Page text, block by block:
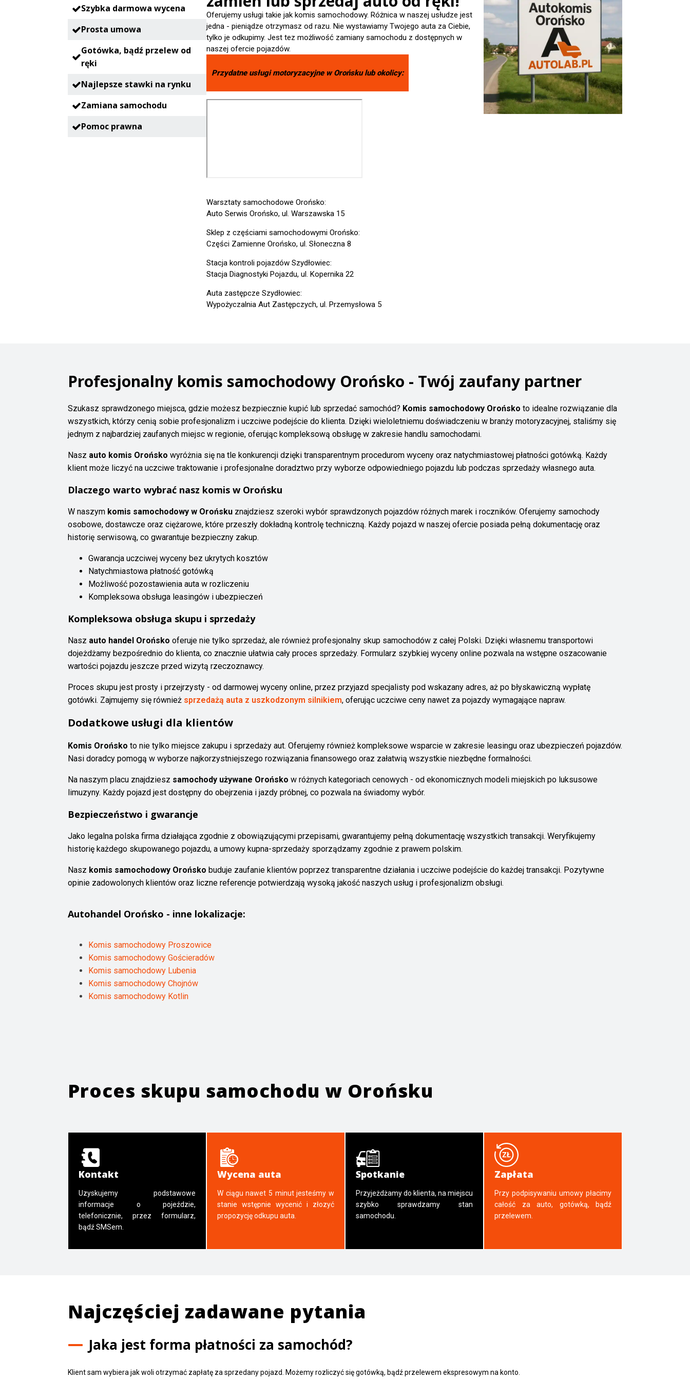
Szybka darmowa wycena
Prosta umowa
Gotówka, bądź przelew od
ręki
Najlepsze stawki na rynku
Zamiana samochodu
Pomoc prawna
Oferujemy usługi takie jak komis samochodowy. Różnica w naszej usłudze jest
jedna - pieniądze otrzymasz od razu. Nie wystawiamy Twojego auta za Ciebie,
tylko je odkupimy. Jest tez możliwość zamiany samochodu z dostępnych w
naszej ofercie pojazdów.
Przydatne usługi motoryzacyjne wOrońskulub okolicy:
Warsztaty samochodowe Orońsko:
Auto Serwis Orońsko, ul. Warszawska 15
Sklep z częściami samochodowymi Orońsko:
Części Zamienne Orońsko, ul. Słoneczna 8
Stacja kontroli pojazdów Szydłowiec:
Stacja Diagnostyki Pojazdu, ul. Kopernika 22
Auta zastępcze Szydłowiec:
Wypożyczalnia Aut Zastępczych, ul. Przemysłowa 5
Profesjonalny komis samochodowy Orońsko - Twój zaufany partner
Szukasz sprawdzonego miejsca, gdzie możesz bezpiecznie kupić lub sprzedać samochód? Komis samochodowy Orońsko to idealne rozwiązanie dla
wszystkich, którzy cenią sobie profesjonalizm i uczciwe podejście do klienta. Dzięki wieloletniemu doświadczeniu w branży motoryzacyjnej, staliśmy się
jednym z najbardziej zaufanych miejsc w regionie, oferując kompleksową obsługę w zakresie handlu samochodami.
Nasz auto komis Orońsko wyróżnia się na tle konkurencji dzięki transparentnym procedurom wyceny oraz natychmiastowej płatności gotówką. Każdy
klient może liczyć na uczciwe traktowanie i profesjonalne doradztwo przy wyborze odpowiedniego pojazdu lub podczas sprzedaży własnego auta.
Dlaczego warto wybrać nasz komis w Orońsku
W naszym komis samochodowy w Orońsku znajdziesz szeroki wybór sprawdzonych pojazdów różnych marek i roczników. Oferujemy samochody
osobowe, dostawcze oraz ciężarowe, które przeszły dokładną kontrolę techniczną. Każdy pojazd w naszej ofercie posiada pełną dokumentację oraz
historię serwisową, co gwarantuje bezpieczny zakup.
Gwarancja uczciwej wyceny bez ukrytych kosztów
Natychmiastowa płatność gotówką
Możliwość pozostawienia auta w rozliczeniu
Kompleksowa obsługa leasingów i ubezpieczeń
Kompleksowa obsługa skupu i sprzedaży
Nasz auto handel Orońsko oferuje nie tylko sprzedaż, ale również profesjonalny skup samochodów z całej Polski. Dzięki własnemu transportowi
dojeżdżamy bezpośrednio do klienta, co znacznie ułatwia cały proces sprzedaży. Formularz szybkiej wyceny online pozwala na wstępne oszacowanie
wartości pojazdu jeszcze przed wizytą rzeczoznawcy.
Proces skupu jest prosty i przejrzysty - od darmowej wyceny online, przez przyjazd specjalisty pod wskazany adres, aż po błyskawiczną wypłatę
gotówki. Zajmujemy się również sprzedażą auta z uszkodzonym silnikiem, oferując uczciwe ceny nawet za pojazdy wymagające napraw.
Dodatkowe usługi dla klientów
Komis Orońsko to nie tylko miejsce zakupu i sprzedaży aut. Oferujemy również kompleksowe wsparcie w zakresie leasingu oraz ubezpieczeń pojazdów.
Nasi doradcy pomogą w wyborze najkorzystniejszego rozwiązania finansowego oraz załatwią wszystkie niezbędne formalności.
Na naszym placu znajdziesz samochody używane Orońsko w różnych kategoriach cenowych - od ekonomicznych modeli miejskich po luksusowe
limuzyny. Każdy pojazd jest dostępny do obejrzenia i jazdy próbnej, co pozwala na świadomy wybór.
Bezpieczeństwo i gwarancje
Jako legalna polska firma działająca zgodnie z obowiązującymi przepisami, gwarantujemy pełną dokumentację wszystkich transakcji. Weryfikujemy
historię każdego skupowanego pojazdu, a umowy kupna-sprzedaży sporządzamy zgodnie z prawem polskim.
Nasz komis samochodowy Orońsko buduje zaufanie klientów poprzez transparentne działania i uczciwe podejście do każdej transakcji. Pozytywne
opinie zadowolonych klientów oraz liczne referencje potwierdzają wysoką jakość naszych usług i profesjonalizm obsługi.
Autohandel Orońsko - inne lokalizacje:
Komis samochodowy Proszowice
Komis samochodowy Gościeradów
Komis samochodowy Lubenia
Komis samochodowy Chojnów
Komis samochodowy Kotlin
Proces skupu samochodu w Orońsku
Kontakt
Uzyskujemy podstawowe
informacje o pojeździe,
telefonicznie, przez formularz,
bądź SMSem.
Wycena auta
W ciągu nawet 5 minut jesteśmy w
stanie wstępnie wycenić i złozyć
propozycję odkupu auta.
Spotkanie
Przyjeżdżamy do klienta, na miejscu
szybko sprawdzamy stan
samochodu.
Zapłata
Przy podpisywaniu umowy płacimy
całość za auto, gotówką, bądź
przelewem.
Najczęściej zadawane pytania
Jaka jest forma płatności za samochód?
Klient sam wybiera jak woli otrzymać zapłatę za sprzedany pojazd. Możemy rozliczyć się gotówką, bądź przelewem ekspresowym na konto.